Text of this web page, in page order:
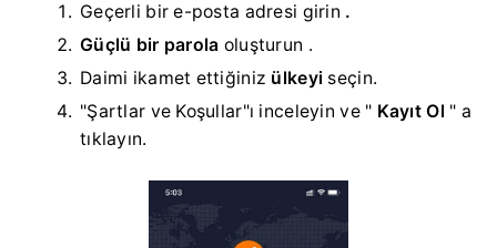
Geçerli bir e-posta adresi girin .
Güçlü bir parola oluşturun .
Daimi ikamet ettiğiniz ülkeyi seçin.
"Şartlar ve Koşullar"ı inceleyin ve " Kayıt Ol " a
tıklayın.